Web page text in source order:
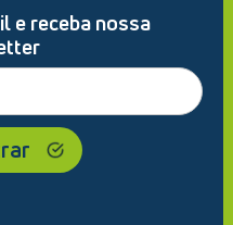
e receba nossa